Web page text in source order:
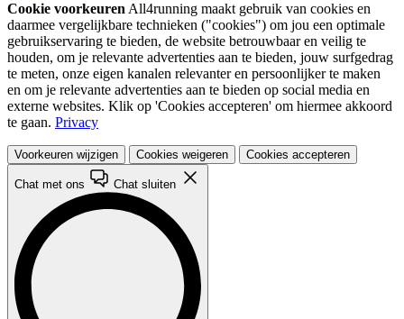
Cookie voorkeuren All4running maakt gebruik van cookies en
daarmee vergelijkbare technieken ("cookies") om jou een optimale
gebruikservaring te bieden, de website betrouwbaar en veilig te
houden, om je relevante advertenties aan te bieden, jouw surfgedrag
te meten, onze eigen kanalen relevanter en persoonlijker te maken
en om je relevante advertenties aan te bieden op social media en
externe websites. Klik op 'Cookies accepteren' om hiermee akkoord
te gaan. Privacy
Voorkeuren wijzigen Cookies weigeren Cookies accepteren
Chat met ons Chat sluiten